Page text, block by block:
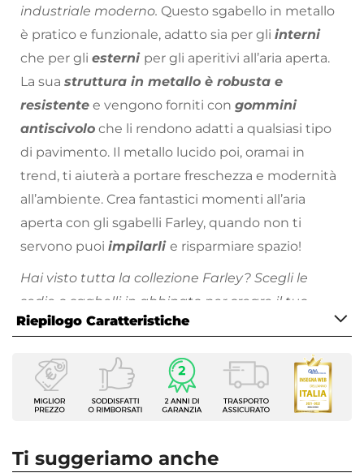
industriale moderno. Questo sgabello in metallo
è pratico e funzionale, adatto sia per gli interni
che per gli esterni per gli aperitivi all’aria aperta.
La sua struttura in metallo è robusta e
resistente e vengono forniti con gommini
antiscivolo che li rendono adatti a qualsiasi tipo
di pavimento. Il metallo lucido poi, oramai in
trend, ti aiuterà a portare freschezza e modernità
all’ambiente. Crea fantastici momenti all’aria
aperta con gli sgabelli Farley, quando non ti
servono puoi impilarli e risparmiare spazio!
Hai visto tutta la collezione Farley? Scegli le
sedie o sgabelli in abbinato per creare il tuo
ambiente stile industrial!
Tutti i prodotti che vengono posizionati
all’esterno hanno bisogno di cure particolari.
Proteggi semprei tuoi arredi da esterno,
intemperie. Metti l’arredo al riparo sotto una
Riepilogo Caratteristiche
Caratteristiche
Tipologia
Sgabello
Ti suggeriamo anche